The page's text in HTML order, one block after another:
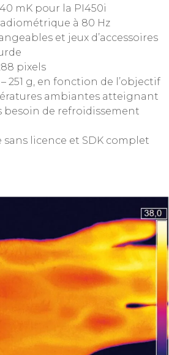
mK pour la PI450i
à 80 Hz
et jeux d’accessoires
pixels
– 251 g, en fonction de l’objectif
ambiantes atteignant
besoin de refroidissement
sans licence et SDK complet